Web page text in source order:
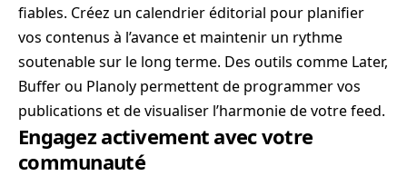
fiables. Créez un calendrier éditorial pour planifier
vos contenus à l’avance et maintenir un rythme
soutenable sur le long terme. Des outils comme Later,
Buffer ou Planoly permettent de programmer vos
publications et de visualiser l’harmonie de votre feed.
Engagez activement avec votre
communauté